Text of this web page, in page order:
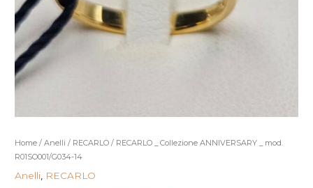
Home /Anelli / RECARLO / RECARLO _ Collezione ANNIVERSARY _ mod.
R01SO001/G034-14
Anelli, RECARLO
Il
prezzo
Il
RECARLO
_
Collezione